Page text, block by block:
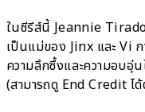
ในซีรีส์นี้ Jeannie
เป็นแม่ของ Jinx และ Vi
ความลึกซึ้งและความอบอุ่
(สามารถดู End Credit ไ